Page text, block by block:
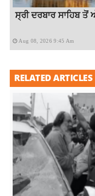
ਸ੍ਰੀ ਦਰਬਾਰ ਸਾਹਿਬ ਤੋਂ
Aug 08, 2026 9:45 Am
RELATED ARTICLES